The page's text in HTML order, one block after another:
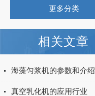
更多分类
相关文章
海藻匀浆机的参数和介绍
真空乳化机的应用行业